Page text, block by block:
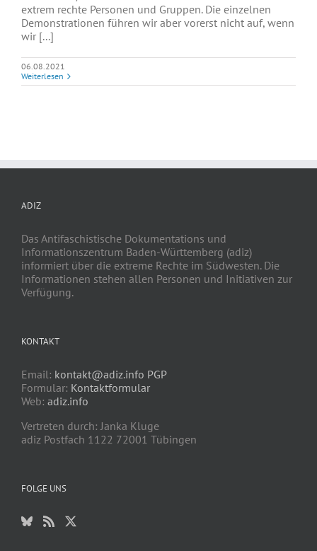
extrem rechte Personen und Gruppen. Die einzelnen
Demonstrationen führen wir aber vorerst nicht auf, wenn
wir [...]
06.08.2021
Weiterlesen
ADIZ
Das Antifaschistische Dokumentations und
Informationszentrum Baden-Württemberg (adiz)
informiert über die extreme Rechte im Südwesten. Die
Informationen stehen allen Personen und Initiativen zur
Verfügung.
KONTAKT
Email: kontakt@adiz.info PGP
Formular: Kontaktformular
Web: adiz.info
Vertreten durch: Janka Kluge
adiz Postfach 1122 72001 Tübingen
FOLGE UNS